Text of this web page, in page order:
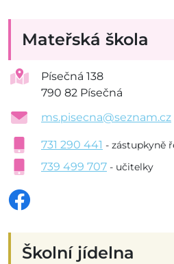
Mateřská škola
Písečná 138
790 82 Písečná
ms.pisecna@seznam.cz
731 290 441 - zástupkyně
739 499 707 - učitelky
Školní jídelna